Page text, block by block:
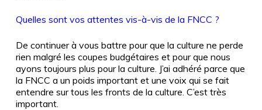
Quelles sont vos attentes vis-à-vis de la FNCC ?
De continuer à vous battre pour que la culture ne perde
rien malgré les coupes budgétaires et pour que nous
ayons toujours plus pour la culture. J’ai adhéré parce que
la FNCC a un poids important et une voix qui se fait
entendre sur tous les fronts de la culture. C’est très
important.